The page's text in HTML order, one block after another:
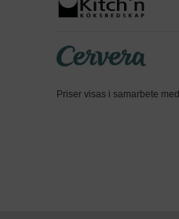
Priser visas i samarbete med